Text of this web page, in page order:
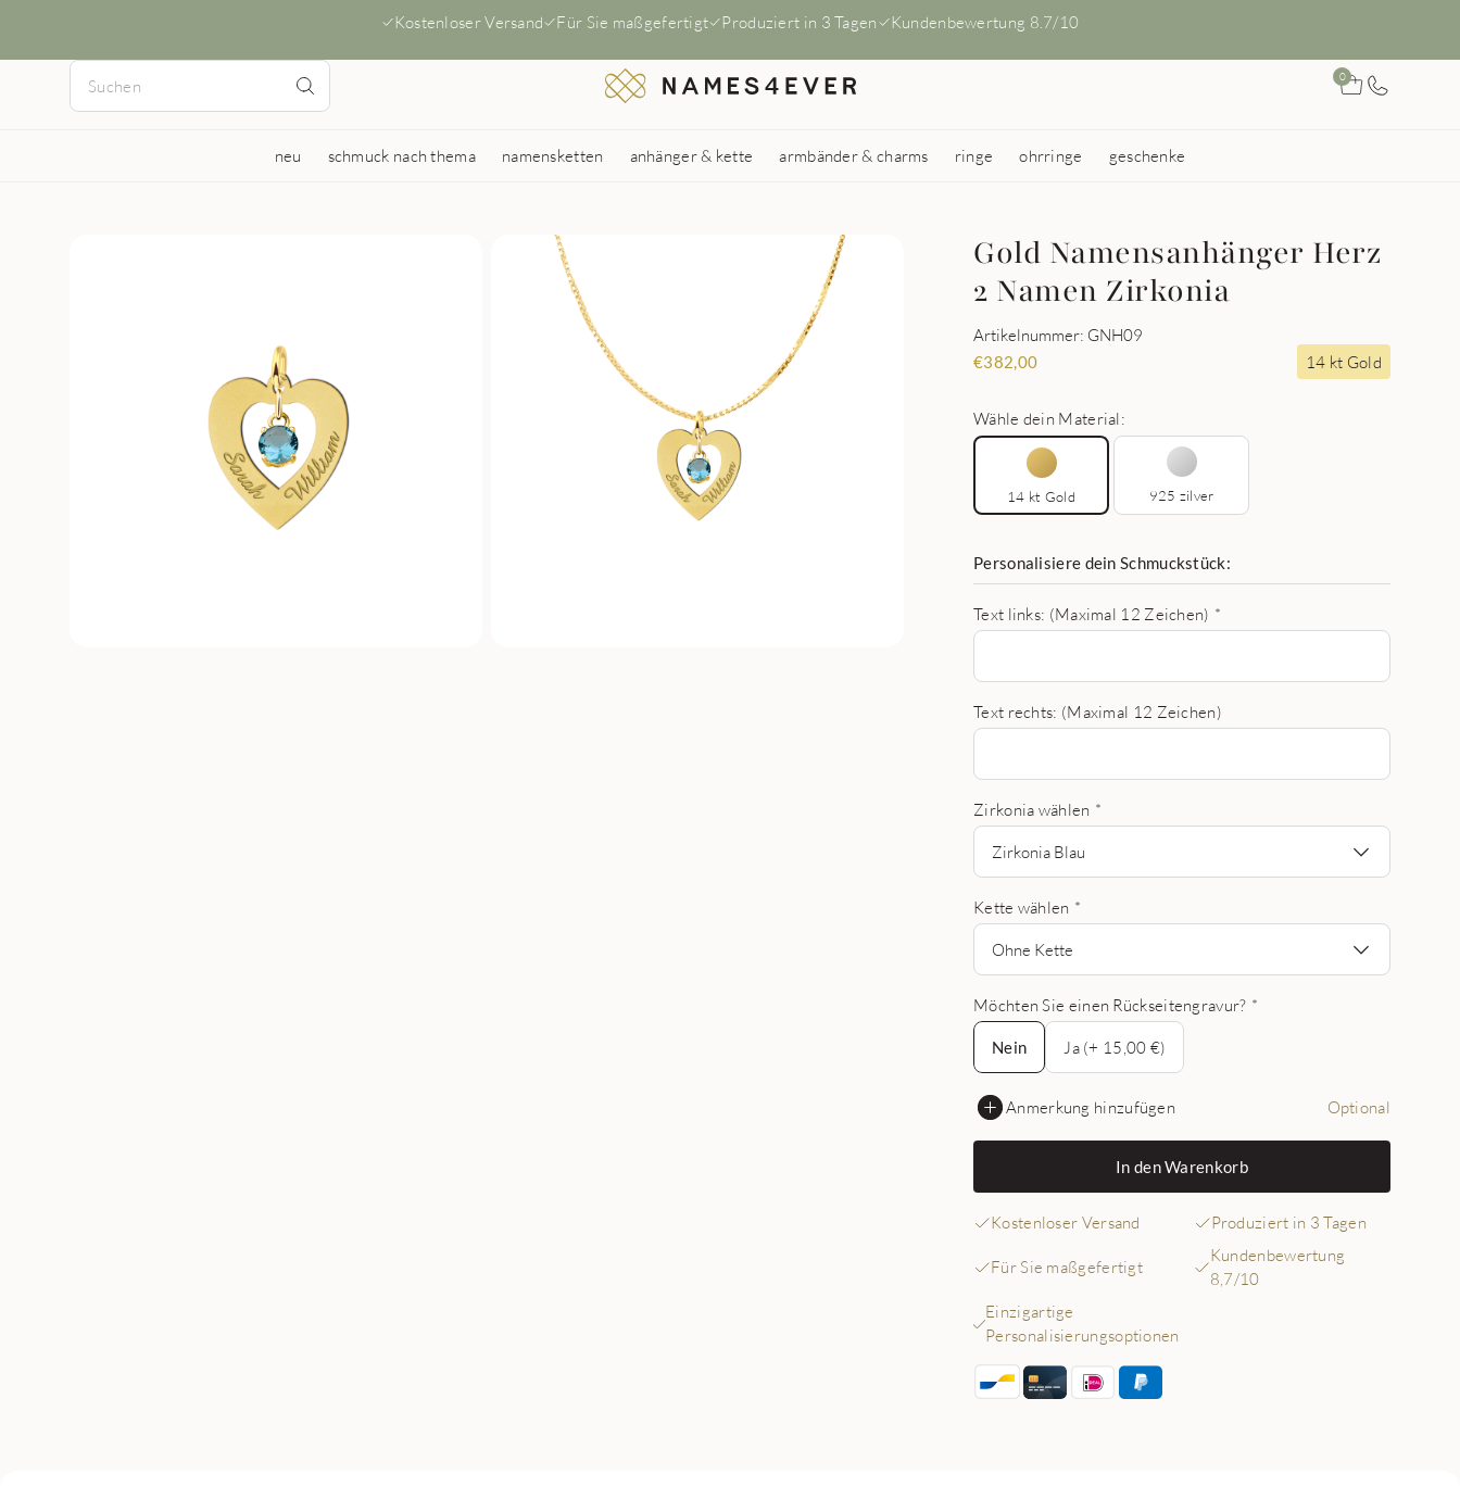
Kostenloser Versand Für Sie maßgefertigt Produziert in 3 Tagen Kundenbewertung 8.7/10
0
neu schmuck nach thema namensketten anhänger & kette armbänder & charms ringe ohrringe geschenke
Gold Namensanhänger Herz
2 Namen Zirkonia
Artikelnummer: GNH09
€382,00 14 kt Gold
Wähle dein Material:
14 kt Gold 925 zilver
Personalisiere dein Schmuckstück:
Text links: (Maximal 12 Zeichen) *
Text rechts: (Maximal 12 Zeichen)
Zirkonia wählen *
Zirkonia Blau
Kette wählen *
Ohne Kette
Möchten Sie einen Rückseitengravur? *
Nein
Nein
Ja (+ 15,00 €)
Anmerkung hinzufügen Optional
In den Warenkorb
Kostenloser Versand Produziert in 3 Tagen
Für Sie maßgefertigt
Kundenbewertung
8,7/10
Einzigartige
Personalisierungsoptionen